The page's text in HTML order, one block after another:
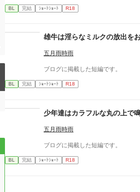
BL 完結 ｼｮｰﾄｼｮｰﾄ R18
雄牛は淫らなミルクの放出を
五月雨時雨
ブログに掲載した短編です。
BL 完結 ｼｮｰﾄｼｮｰﾄ R18
少年達はカラフルな丸の上で
五月雨時雨
ブログに掲載した短編です。
BL 完結 ｼｮｰﾄｼｮｰﾄ R18